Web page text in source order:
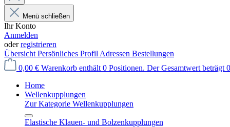
Menü schließen
Ihr Konto
Anmelden
oderregistrieren
Übersicht Persönliches Profil Adressen Bestellungen
0,00 € Warenkorb enthält 0 Positionen. Der Gesamtwert beträgt
Home
Wellenkupplungen
Zur Kategorie Wellenkupplungen
Elastische Klauen- und Bolzenkupplungen